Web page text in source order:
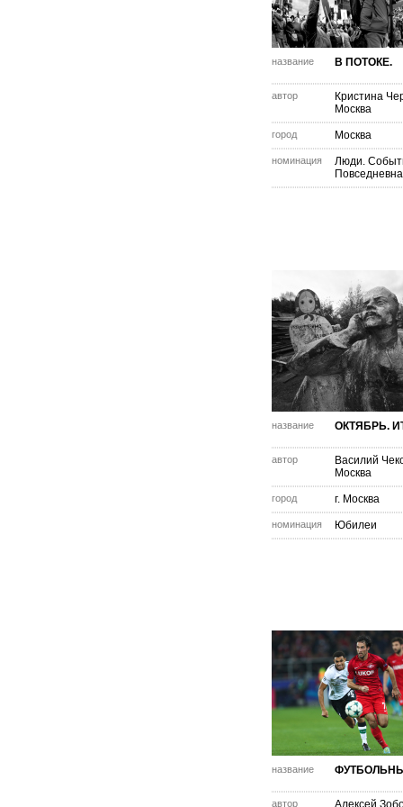
название В ПОТОКЕ.
автор
Кристина
Москва
город Москва
номинация
Люди.
название ОКТЯБРЬ.
автор
Василий
Москва
город г. Москва
номинация Юбилеи
название
автор
Алексей